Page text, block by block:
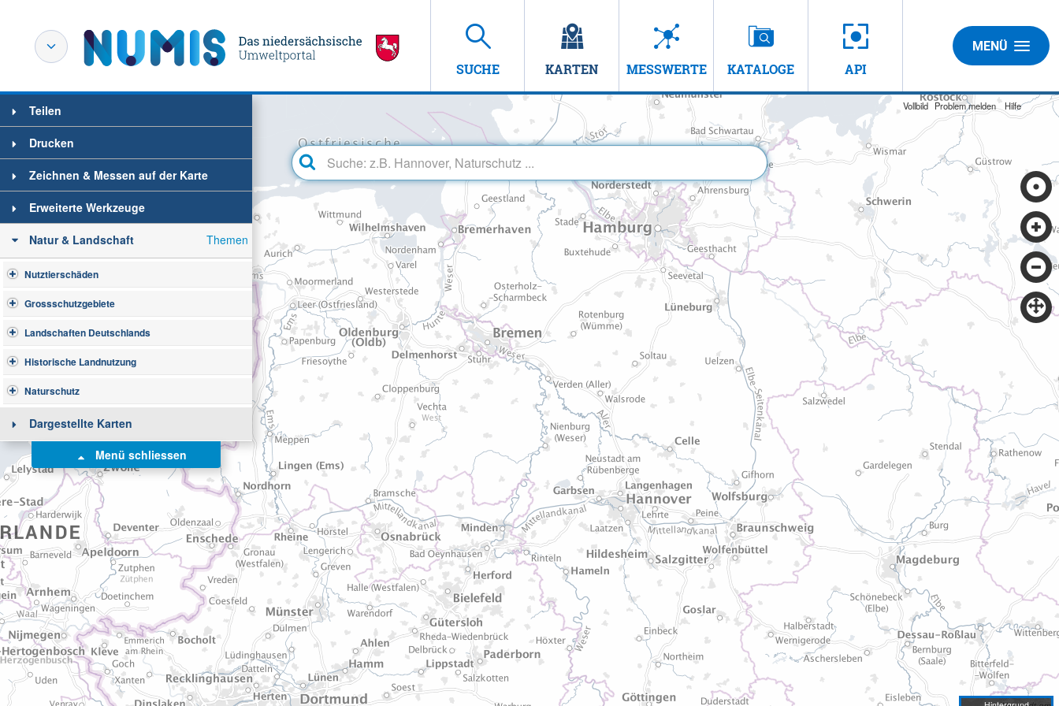
SUCHE KARTEN MESSWERTE KATALOGE API
MENÜ